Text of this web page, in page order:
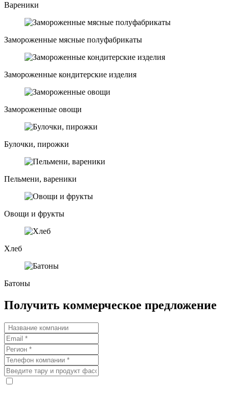
Вареники
Замороженные мясные полуфабрикаты
Замороженные кондитерские изделия
Замороженные овощи
Булочки, пирожки
Пельмени, вареники
Овощи и фрукты
Хлеб
Батоны
Получить коммерческое предложение